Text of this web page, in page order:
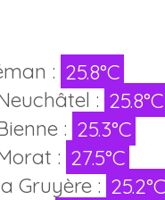
: 25.8°C
: 25.8°C
: 25.3°C
: 27.5°C
Gruyère : 25.2°C